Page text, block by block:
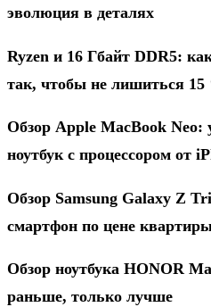
эволюция в деталях
Ryzen и 16 Гбайт DDR5:
так, чтобы не лишиться 15
Обзор Apple MacBook Neo:
ноутбук с процессором от
Обзор Samsung Galaxy Z
смартфон по цене
Обзор ноутбука HONOR
раньше, только лучше